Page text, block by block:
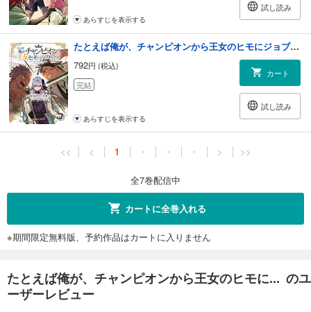
試し読み
あらすじを表示する
たとえば俺が、チャンピオンから王女のヒモにジョブチェンジしたとして。（７）
792円 (税込)
完結
カート
試し読み
あらすじを表示する
<< < 1 ・ ・ ・ > >>
全7巻配信中
カートに全巻入れる
※期間限定無料版、予約作品はカートに入りません
たとえば俺が、チャンピオンから王女のヒモに... のユ
ーザーレビュー